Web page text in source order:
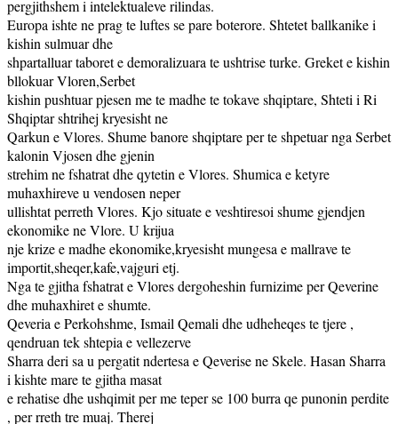
pergjithshem i intelektualeve rilindas.
Europa ishte ne prag te luftes se pare boterore. Shtetet ballkanike i
kishin sulmuar dhe
shpartalluar taboret e demoralizuara te ushtrise turke. Greket e kishin
bllokuar Vloren,Serbet
kishin pushtuar pjesen me te madhe te tokave shqiptare, Shteti i Ri
Shqiptar shtrihej kryesisht ne
Qarkun e Vlores. Shume banore shqiptare per te shpetuar nga Serbet
kalonin Vjosen dhe gjenin
strehim ne fshatrat dhe qytetin e Vlores. Shumica e ketyre
muhaxhireve u vendosen neper
ullishtat perreth Vlores. Kjo situate e veshtiresoi shume gjendjen
ekonomike ne Vlore. U krijua
nje krize e madhe ekonomike,kryesisht mungesa e mallrave te
importit,sheqer,kafe,vajguri etj.
Nga te gjitha fshatrat e Vlores dergoheshin furnizime per Qeverine
dhe muhaxhiret e shumte.
Qeveria e Perkohshme, Ismail Qemali dhe udheheqes te tjere ,
qendruan tek shtepia e vellezerve
Sharra deri sa u pergatit ndertesa e Qeverise ne Skele. Hasan Sharra
i kishte mare te gjitha masat
e rehatise dhe ushqimit per me teper se 100 burra qe punonin perdite
, per rreth tre muaj. Therej